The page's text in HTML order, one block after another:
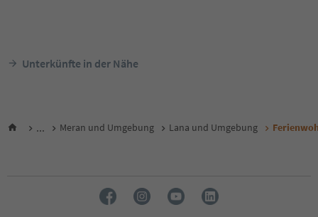
Unterkünfte in der Nähe
... Meran und Umgebung Lana und Umgebung